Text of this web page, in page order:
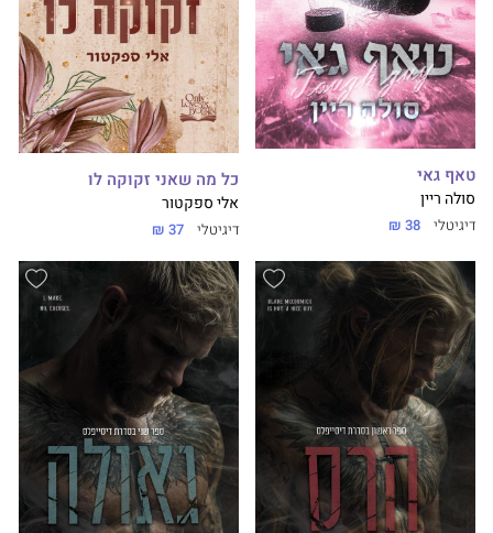
טאף גאי
סולה ריין
דיגיטלי 38 ₪
כל מה שאני זקוקה לו
אלי ספקטור
דיגיטלי 37 ₪